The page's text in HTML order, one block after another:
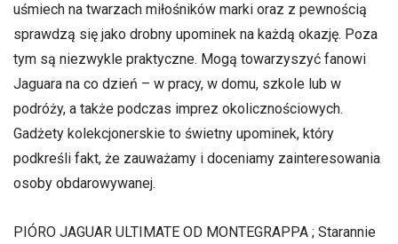
uśmiech na twarzach miłośników marki oraz z pewnością
sprawdzą się jako drobny upominek na każdą okazję. Poza
tym są niezwykle praktyczne. Mogą towarzyszyć fanowi
Jaguara na co dzień – w pracy, w domu, szkole lub w
podróży, a także podczas imprez okolicznościowych.
Gadżety kolekcjonerskie to świetny upominek, który
podkreśli fakt, że zauważamy i doceniamy zainteresowania
osoby obdarowywanej.
PIÓRO JAGUAR ULTIMATE OD MONTEGRAPPA ; Starannie